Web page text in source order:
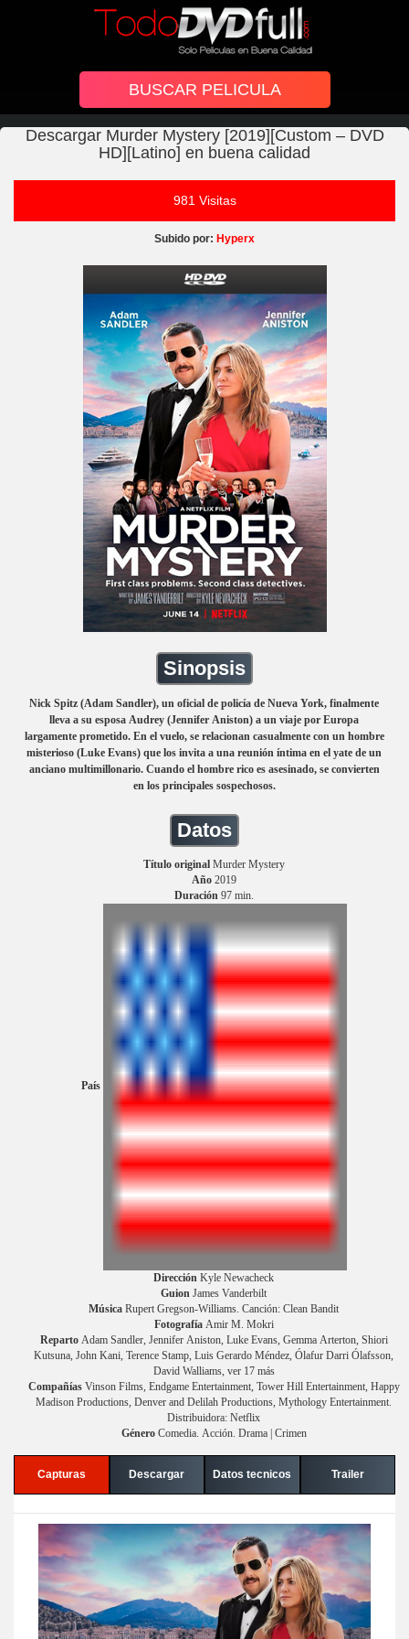
Descargar Murder Mystery [2019][Custom – DVD
HD][Latino] en buena calidad
981 Visitas
Subido por: Hyperx
Sinopsis
Nick Spitz (Adam Sandler), un oficial de policía de Nueva York, finalmente
lleva a su esposa Audrey (Jennifer Aniston) a un viaje por Europa
largamente prometido. En el vuelo, se relacionan casualmente con un hombre
misterioso (Luke Evans) que los invita a una reunión íntima en el yate de un
anciano multimillonario. Cuando el hombre rico es asesinado, se convierten
en los principales sospechosos.
Datos
Título originalMurder Mystery
Año2019
Duración 97 min.
País
Dirección Kyle Newacheck
Guion James Vanderbilt
Música Rupert Gregson-Williams. Canción: Clean Bandit
FotografíaAmir M. Mokri
RepartoAdam Sandler, Jennifer Aniston, Luke Evans, Gemma Arterton, Shiori
Kutsuna, John Kani, Terence Stamp, Luis Gerardo Méndez, Ólafur Darri Ólafsson,
David Walliams, ver 17 más
CompañíasVinson Films, Endgame Entertainment, Tower Hill Entertainment, Happy
Madison Productions, Denver and Delilah Productions, Mythology Entertainment.
Distribuidora: Netflix
GéneroComedia. Acción. Drama | Crimen
Capturas Descargar Datos tecnicos Trailer